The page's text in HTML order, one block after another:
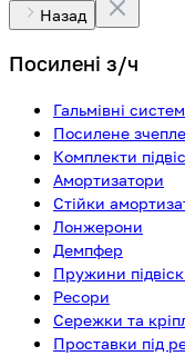
Назад
Посилені з/ч
Гальмівні
Посилене
Комплекти
Амортизатори
Стійки
Лонжерони
Демпфер
Пружини
Ресори
Сережки та
Проставки під